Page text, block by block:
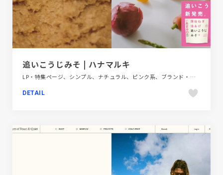
追いこうじみそ | ハナマルキ
LP・特集ページ、シンプル、ナチュラル、ピンク系、ブランド・サービスサイト、ホワイト系、大きめ写真、飲料・食品
DETAIL